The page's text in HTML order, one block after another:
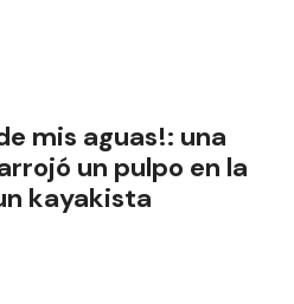
mis aguas!: una
un pulpo en la
kayakista